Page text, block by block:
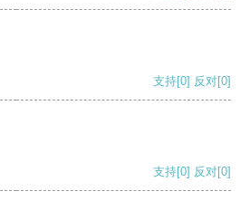
支持[0] 反对[0]
支持[0] 反对[0]